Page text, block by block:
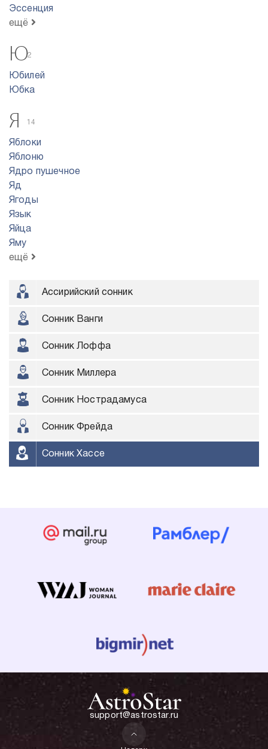
Эссенция
ещё
Ю2
Юбилей
Юбка
Я 14
Яблоки
Яблоню
Ядро пyшeчнoe
Яд
Ягоды
Язык
Яйца
Яму
ещё
Ассирийский сонник
Сонник Ванги
Сонник Лоффа
Сонник Миллера
Сонник Нострадамуса
Сонник Фрейда
Сонник Хассе
support@astrostar.ru